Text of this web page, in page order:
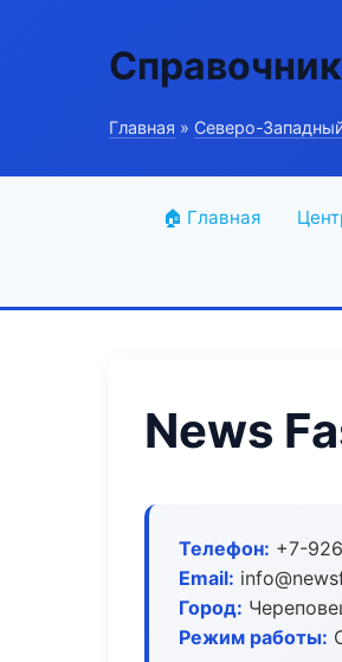
Главная » Северо-
🏠 Главная
News
Телефон: +7-
Email:
Город:
Режим работы: